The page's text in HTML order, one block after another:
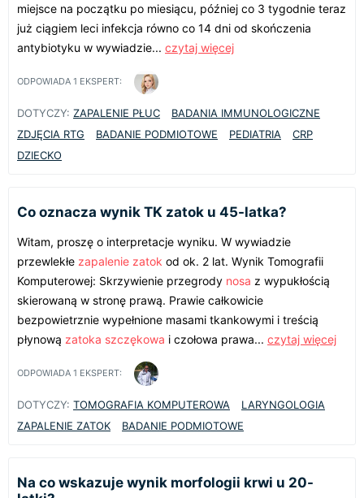
miejsce na początku po miesiącu, później co 3 tygodnie teraz
już ciągiem leci infekcja równo co 14 dni od skończenia
antybiotyku w wywiadzie... czytaj więcej
ODPOWIADA 1 EKSPERT:
DOTYCZY: ZAPALENIE PŁUC
BADANIA IMMUNOLOGICZNE
ZDJĘCIA RTG
BADANIE PODMIOTOWE PEDIATRIA
CRP
DZIECKO
Co oznacza wynik TK zatok u 45-latka?
Witam, proszę o interpretacje wyniku. W wywiadzie
przewlekłe zapalenie zatok od ok. 2 lat. Wynik Tomografii
Komputerowej: Skrzywienie przegrody nosa z wypukłością
skierowaną w stronę prawą. Prawie całkowicie
bezpowietrznie wypełnione masami tkankowymi i treścią
płynową zatoka szczękowa i czołowa prawa... czytaj więcej
ODPOWIADA 1 EKSPERT:
DOTYCZY: TOMOGRAFIA KOMPUTEROWA
LARYNGOLOGIA
ZAPALENIE ZATOK
BADANIE PODMIOTOWE
Na co wskazuje wynik morfologii krwi u 20-